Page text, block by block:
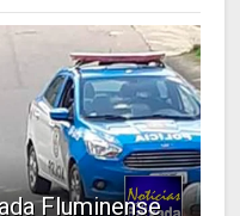
Fluminense